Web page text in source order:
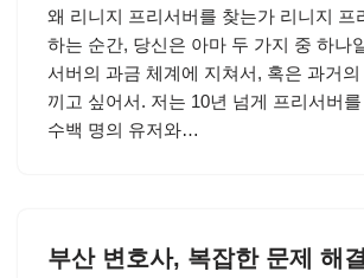
왜 리니지 프리서버를 찾는가 리니지 프
하는 순간, 당신은 아마 두 가지 중 하나
서버의 과금 체계에 지쳐서, 혹은 과거
끼고 싶어서. 저는 10년 넘게 프리서버
수백 명의 유저와…
부산 변호사, 복잡한 문제 해